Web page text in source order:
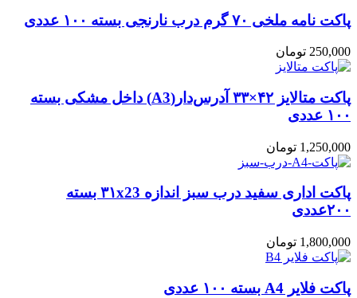
پاکت نامه ملخی ۷۰ گرم درب نارنجی بسته ۱۰۰ عددی
250,000 تومان
پاکت متالایز ۴۲×۳۳ آدرس‌دار(A3) داخل مشکی بسته
۱۰۰ عددی
1,250,000 تومان
پاکت اداری سفید درب سبز اندازه ۳۱x23 بسته
۲۰۰عددی
1,800,000 تومان
پاکت فلایر A4 بسته ۱۰۰ عددی